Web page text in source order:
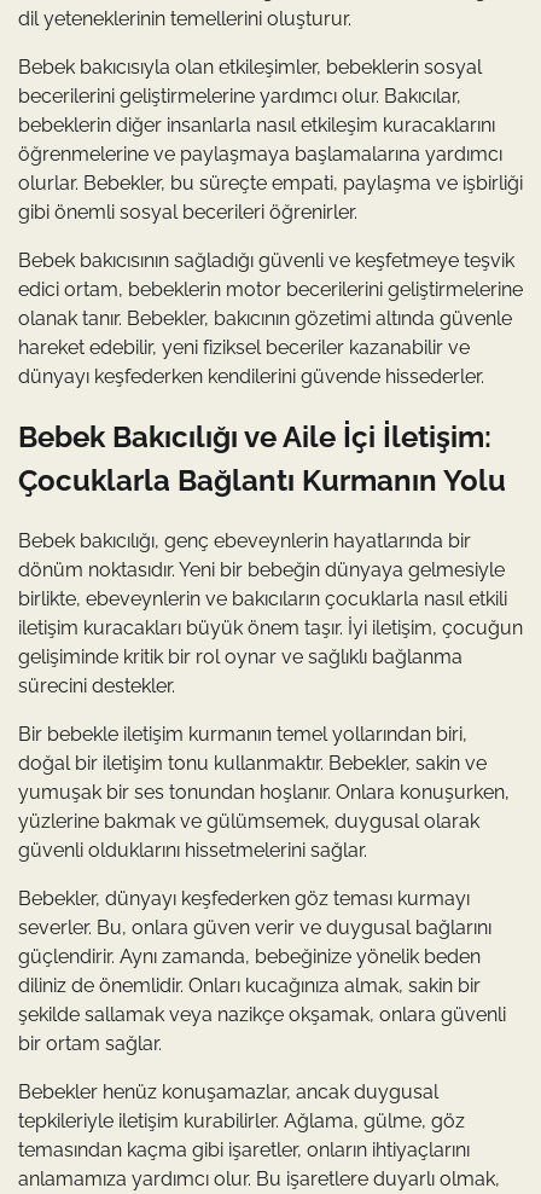
dil yeteneklerinin temellerini oluşturur.
Bebek bakıcısıyla olan etkileşimler, bebeklerin sosyal
becerilerini geliştirmelerine yardımcı olur. Bakıcılar,
bebeklerin diğer insanlarla nasıl etkileşim kuracaklarını
öğrenmelerine ve paylaşmaya başlamalarına yardımcı
olurlar. Bebekler, bu süreçte empati, paylaşma ve işbirliği
gibi önemli sosyal becerileri öğrenirler.
Bebek bakıcısının sağladığı güvenli ve keşfetmeye teşvik
edici ortam, bebeklerin motor becerilerini geliştirmelerine
olanak tanır. Bebekler, bakıcının gözetimi altında güvenle
hareket edebilir, yeni fiziksel beceriler kazanabilir ve
dünyayı keşfederken kendilerini güvende hissederler.
Bebek Bakıcılığı ve Aile İçi İletişim:
Çocuklarla Bağlantı Kurmanın Yolu
Bebek bakıcılığı, genç ebeveynlerin hayatlarında bir
dönüm noktasıdır. Yeni bir bebeğin dünyaya gelmesiyle
birlikte, ebeveynlerin ve bakıcıların çocuklarla nasıl etkili
iletişim kuracakları büyük önem taşır. İyi iletişim, çocuğun
gelişiminde kritik bir rol oynar ve sağlıklı bağlanma
sürecini destekler.
Bir bebekle iletişim kurmanın temel yollarından biri,
doğal bir iletişim tonu kullanmaktır. Bebekler, sakin ve
yumuşak bir ses tonundan hoşlanır. Onlara konuşurken,
yüzlerine bakmak ve gülümsemek, duygusal olarak
güvenli olduklarını hissetmelerini sağlar.
Bebekler, dünyayı keşfederken göz teması kurmayı
severler. Bu, onlara güven verir ve duygusal bağlarını
güçlendirir. Aynı zamanda, bebeğinize yönelik beden
diliniz de önemlidir. Onları kucağınıza almak, sakin bir
şekilde sallamak veya nazikçe okşamak, onlara güvenli
bir ortam sağlar.
Bebekler henüz konuşamazlar, ancak duygusal
tepkileriyle iletişim kurabilirler. Ağlama, gülme, göz
temasından kaçma gibi işaretler, onların ihtiyaçlarını
anlamamıza yardımcı olur. Bu işaretlere duyarlı olmak,